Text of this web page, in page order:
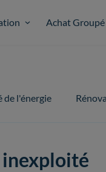
Achat Groupé
de l'énergie
inexploité